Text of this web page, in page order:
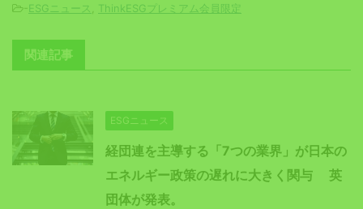
-ESGニュース ThinkESGプレミアム会員限定
関連記事
ESGニュース
経団連を主導する「7つの業界」が日本の
エネルギー政策の遅れに大きく関与 英
団体が発表。